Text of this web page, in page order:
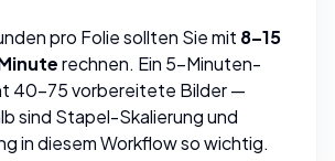
pro Folie sollten Sie mit 8–15
rechnen. Ein 5-Minuten-
40–75 vorbereitete Bilder —
sind Stapel-Skalierungund
in diesem Workflow so wichtig.